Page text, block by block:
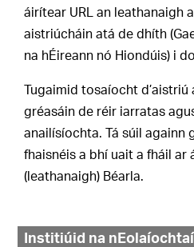
áirítear URL an leathanaigh
aistriúcháin atá de dhíth
na hÉireann nó Hiondúis) i
Tugaimid tosaíocht
gréasáin de réir iarratas
anailísíochta. Tá súil againn
fhaisnéis a bhí uait a fháil ar
(leathanaigh) Béarla.
Institiúid na